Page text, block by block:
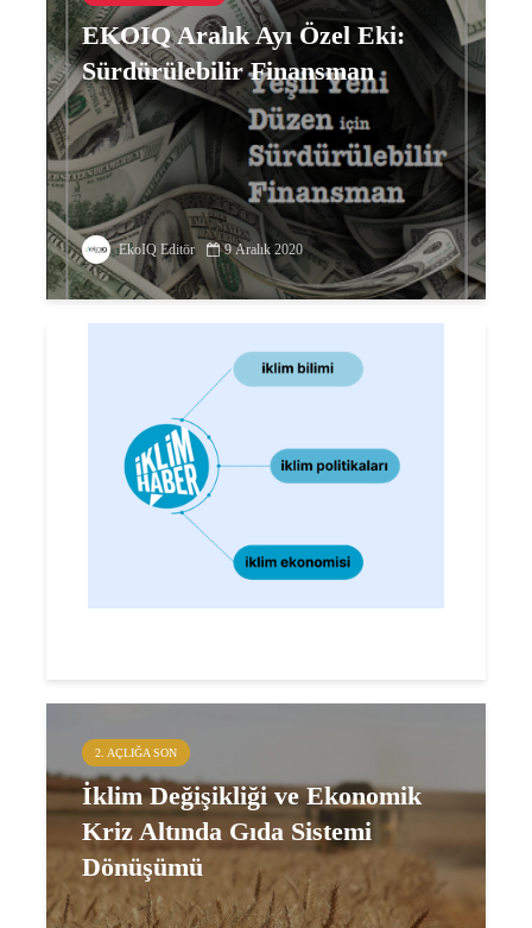
EKOIQ Aralık Ayı Özel Eki:
Sürdürülebilir Finansman
EkoIQ Editör 9 Aralık 2020
2. AÇLIĞA SON
İklim Değişikliği ve Ekonomik
Kriz Altında Gıda Sistemi
Dönüşümü